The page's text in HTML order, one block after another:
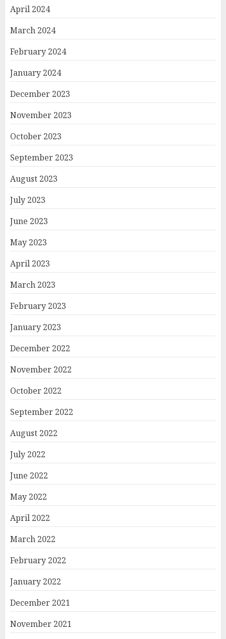
April 2024
March 2024
February 2024
January 2024
December 2023
November 2023
October 2023
September 2023
August 2023
July 2023
June 2023
May 2023
April 2023
March 2023
February 2023
January 2023
December 2022
November 2022
October 2022
September 2022
August 2022
July 2022
June 2022
May 2022
April 2022
March 2022
February 2022
January 2022
December 2021
November 2021